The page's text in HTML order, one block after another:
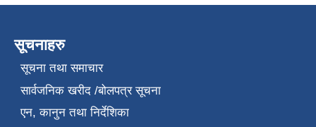
सूचनाहरु
सूचना तथा समाचार
सार्वजनिक खरीद /बोलपत्र सूचना
एन, कानुन तथा निर्देशिका